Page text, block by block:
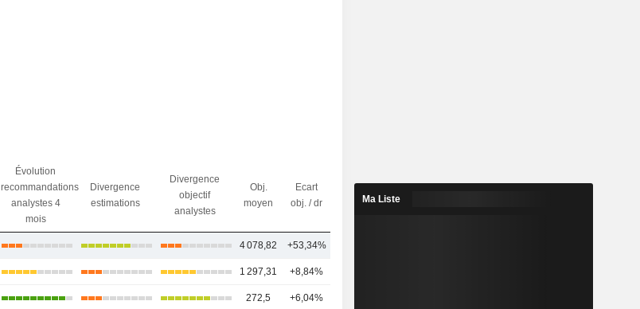
Évolution
recommandations
analystes 4
mois
Divergence
estimations
Divergence
objectif
analystes
Obj.
moyen
Ecart
obj. / dr
Nbr
d'analystes
4 078,82 +53,34%
1 297,31 +8,84%
272,5 +6,04%
Ma Liste